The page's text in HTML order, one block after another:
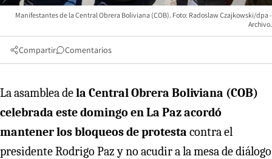
Manifestantes de la Central Obrera Boliviana (COB). Foto: Radoslaw Czajkowski/dpa -
Archivo.
Compartir Comentarios
La asamblea dela Central Obrera Boliviana (COB)
celebrada este domingo en La Paz acordó
mantener los bloqueos de protesta contra el
presidente Rodrigo Paz y no acudir a la mesa de diálogo